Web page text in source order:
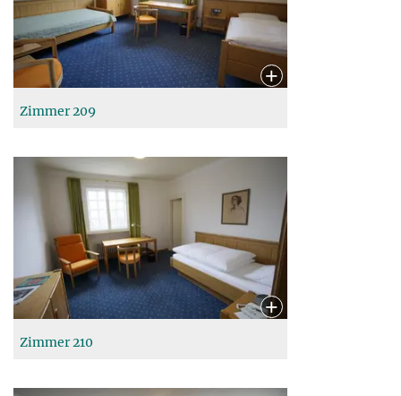
Zimmer 209
Zimmer 210